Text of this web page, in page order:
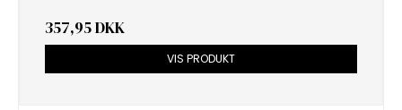
357,95 DKK
VIS PRODUKT